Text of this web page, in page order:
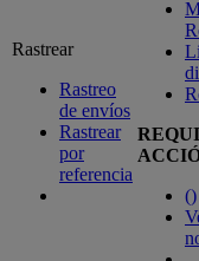
Rastrear
Rastreo
de envíos
Rastrear
por
referencia
()